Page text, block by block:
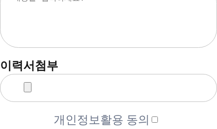
이력서첨부
개인정보활용 동의